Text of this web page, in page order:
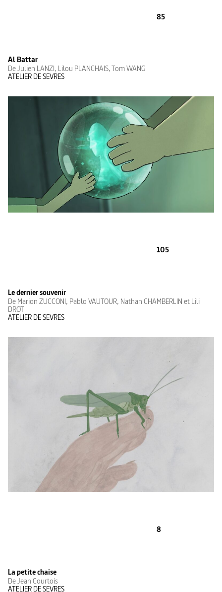
85
Al Battar
De Julien LANZI, Lilou PLANCHAIS, Tom WANG
ATELIER DE SEVRES
105
Le dernier souvenir
De Marion ZUCCONI, Pablo VAUTOUR, Nathan CHAMBERLIN et Lili
DROT
ATELIER DE SEVRES
8
La petite chaise
De Jean Courtois
ATELIER DE SEVRES